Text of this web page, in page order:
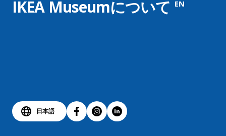
IKEA Museumについて EN
日本語